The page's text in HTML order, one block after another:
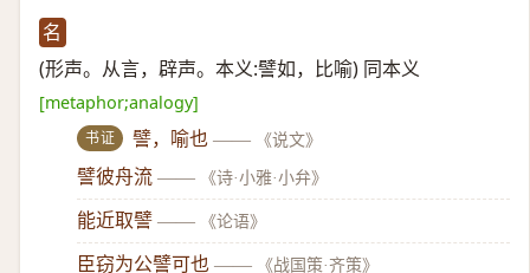
名
(形声。从言，辟声。本义:譬如，比喻) 同本义
[metaphor;analogy]
书证 譬，喻也 —— 《说文》
譬彼舟流 —— 《诗·小雅·小弁》
能近取譬 —— 《论语》
臣窃为公譬可也 —— 《战国策·齐策》